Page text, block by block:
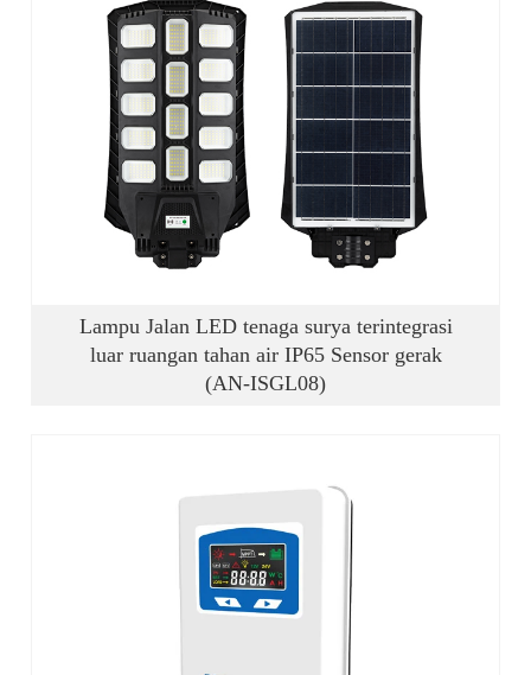
Lampu Jalan LED tenaga surya terintegrasi
luar ruangan tahan air IP65 Sensor gerak
(AN-ISGL08)